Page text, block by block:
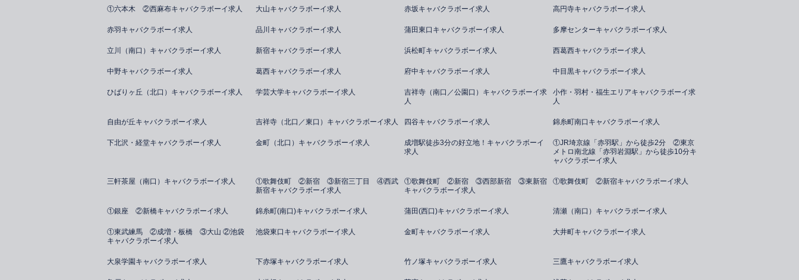
①六本木 ②西麻布キャバクラボーイ求人 大山キャバクラボーイ求人 赤坂キャバクラボーイ求人 高円寺キャバクラボーイ求人
赤羽キャバクラボーイ求人 品川キャバクラボーイ求人 蒲田東口キャバクラボーイ求人 多摩センターキャバクラボーイ求人
立川（南口）キャバクラボーイ求人 新宿キャバクラボーイ求人 浜松町キャバクラボーイ求人 西葛西キャバクラボーイ求人
中野キャバクラボーイ求人 葛西キャバクラボーイ求人 府中キャバクラボーイ求人 中目黒キャバクラボーイ求人
ひばりヶ丘（北口）キャバクラボーイ求人 学芸大学キャバクラボーイ求人
吉祥寺（南口／公園口）キャバクラボーイ求
人
小作・羽村・福生エリアキャバクラボーイ求
人
自由が丘キャバクラボーイ求人 吉祥寺（北口／東口）キャバクラボーイ求人 四谷キャバクラボーイ求人 錦糸町南口キャバクラボーイ求人
下北沢・経堂キャバクラボーイ求人 金町（北口）キャバクラボーイ求人
成増駅徒歩3分の好立地！キャバクラボーイ
求人
①JR埼京線「赤羽駅」から徒歩2分 ②東京
メトロ南北線「赤羽岩淵駅」から徒歩10分キ
ャバクラボーイ求人
三軒茶屋（南口）キャバクラボーイ求人
①歌舞伎町 ②新宿 ③新宿三丁目 ④西武
新宿キャバクラボーイ求人
①歌舞伎町 ②新宿 ③西部新宿 ③東新宿
キャバクラボーイ求人
①歌舞伎町 ②新宿キャバクラボーイ求人
①銀座 ②新橋キャバクラボーイ求人 錦糸町(南口)キャバクラボーイ求人 蒲田(西口)キャバクラボーイ求人 清瀬（南口）キャバクラボーイ求人
①東武練馬 ②成増・板橋 ③大山 ②池袋
キャバクラボーイ求人
池袋東口キャバクラボーイ求人 金町キャバクラボーイ求人 大井町キャバクラボーイ求人
大泉学園キャバクラボーイ求人 下赤塚キャバクラボーイ求人 竹ノ塚キャバクラボーイ求人 三鷹キャバクラボーイ求人